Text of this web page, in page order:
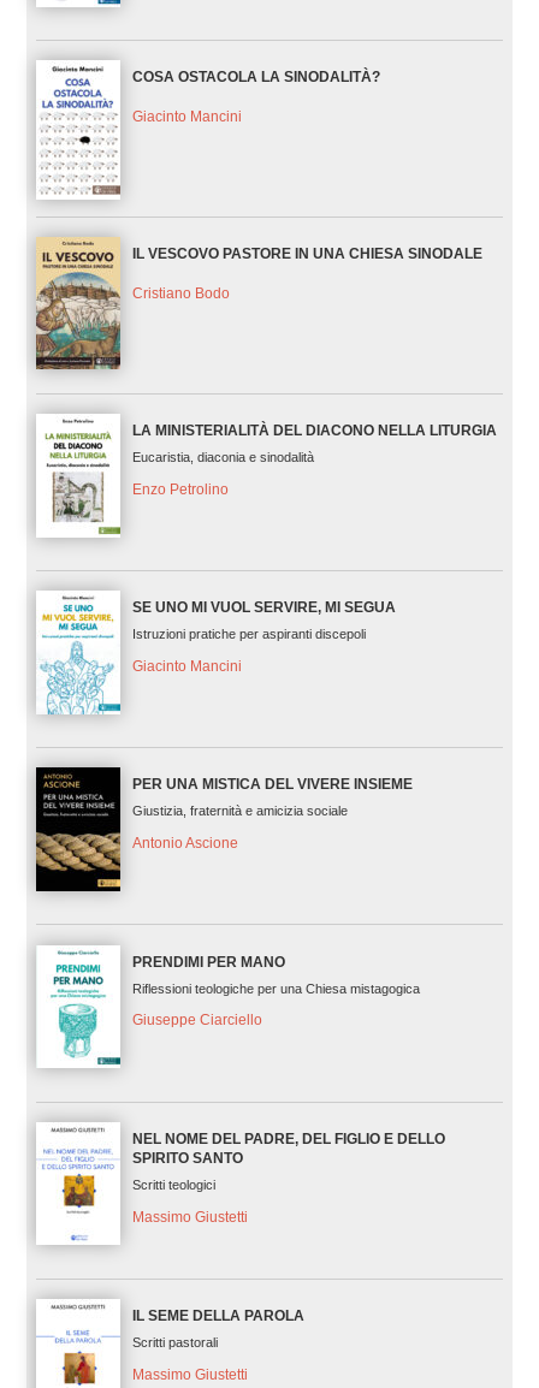
COSA OSTACOLA LA SINODALITÀ?
Giacinto Mancini
IL VESCOVO PASTORE IN UNA CHIESA SINODALE
Cristiano Bodo
LA MINISTERIALITÀ DEL DIACONO NELLA LITURGIA
Eucaristia, diaconia e sinodalità
Enzo Petrolino
SE UNO MI VUOL SERVIRE, MI SEGUA
Istruzioni pratiche per aspiranti discepoli
Giacinto Mancini
PER UNA MISTICA DEL VIVERE INSIEME
Giustizia, fraternità e amicizia sociale
Antonio Ascione
PRENDIMI PER MANO
Riflessioni teologiche per una Chiesa mistagogica
Giuseppe Ciarciello
NEL NOME DEL PADRE, DEL FIGLIO E DELLO
SPIRITO SANTO
Scritti teologici
Massimo Giustetti
IL SEME DELLA PAROLA
Scritti pastorali
Massimo Giustetti